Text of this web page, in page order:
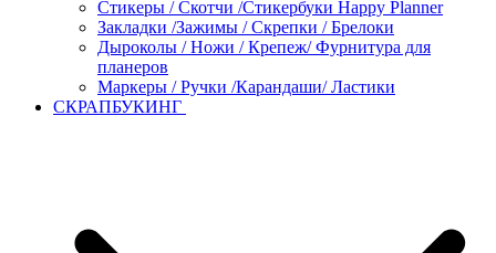
Стикеры / Скотчи /Стикербуки Happy Planner
Закладки /Зажимы / Скрепки / Брелоки
Дыроколы / Ножи / Крепеж/ Фурнитура для
планеров
Маркеры / Ручки /Карандаши/ Ластики
СКРАПБУКИНГ